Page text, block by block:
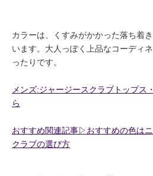
カラーは、くすみがかかった落ち着
います。大人っぽく上品なコーディ
ったりです。
メンズ:ジャージースクラブトップス
ら
おすすめ関連記事▷おすすめの色は
クラブの選び方